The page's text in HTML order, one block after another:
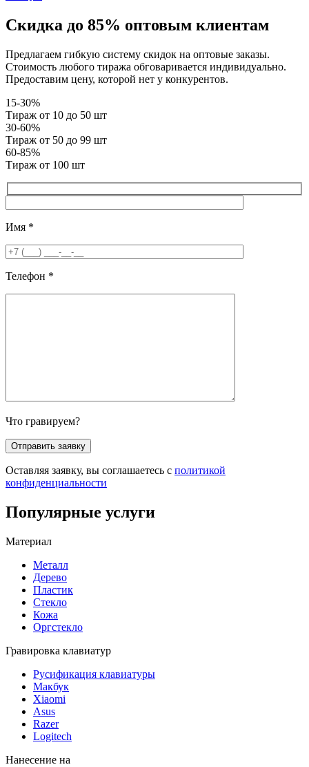
Скидка до 85% оптовым клиентам
Предлагаем гибкую систему скидок на оптовые заказы.
Стоимость любого тиража обговаривается индивидуально.
Предоставим цену, которой нет у конкурентов.
15-30%
Тираж от 10 до 50 шт
30-60%
Тираж от 50 до 99 шт
60-85%
Тираж от 100 шт
Имя *
Телефон *
Что гравируем?
Оставляя заявку, вы соглашаетесь с политикой
конфиденциальности
Популярные услуги
Материал
Металл
Дерево
Пластик
Стекло
Кожа
Оргстекло
Гравировка клавиатур
Русификация клавиатуры
Макбук
Xiaomi
Asus
Razer
Logitech
Нанесение на